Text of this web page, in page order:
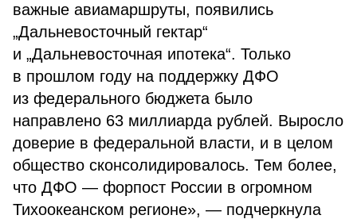
важные авиамаршруты, появились
„Дальневосточный гектар“
и „Дальневосточная ипотека“. Только
в прошлом году на поддержку ДФО
из федерального бюджета было
направлено 63 миллиарда рублей. Выросло
доверие в федеральной власти, и в целом
общество сконсолидировалось. Тем более,
что ДФО — форпост России в огромном
Тихоокеанском регионе», — подчеркнула